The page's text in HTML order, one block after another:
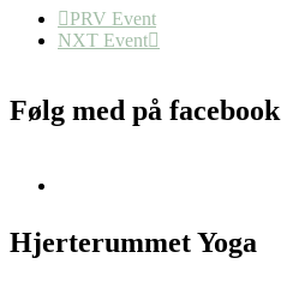
PRV Event
NXT Event
Følg med på facebook
Hjerterummet Yoga